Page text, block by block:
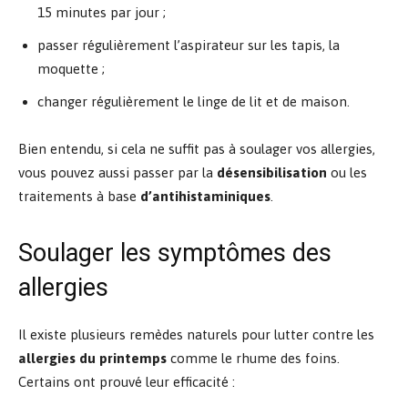
15 minutes par jour ;
passer régulièrement l’aspirateur sur les tapis, la
moquette ;
changer régulièrement le linge de lit et de maison.
Bien entendu, si cela ne suffit pas à soulager vos allergies,
vous pouvez aussi passer par la désensibilisation ou les
traitements à base d’antihistaminiques
Soulager les symptômes des
allergies
Il existe plusieurs remèdes naturels pour lutter contre les
allergies du printemps comme le rhume des foins.
Certains ont prouvé leur efficacité :